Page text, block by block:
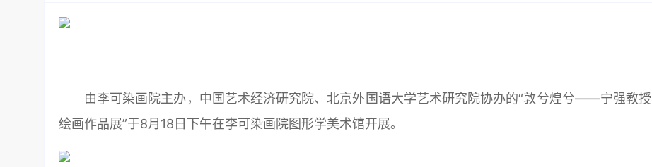
由李可染画院主办，中国艺术经济研究院、北京外国语大学艺术研究院协办的“敦兮煌兮——宁强教授
绘画作品展”于8月18日下午在李可染画院图形学美术馆开展。